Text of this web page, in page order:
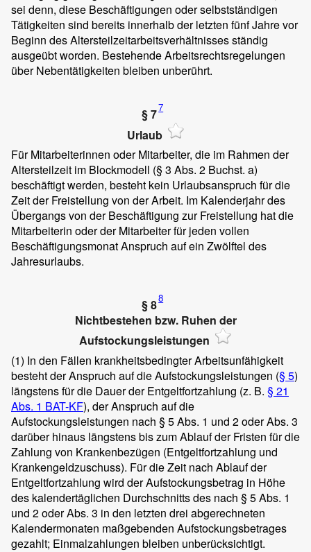
sei denn, diese Beschäftigungen oder selbstständigen
Tätigkeiten sind bereits innerhalb der letzten fünf Jahre vor
Beginn des Altersteilzeitarbeitsverhältnisses ständig
ausgeübt worden. Bestehende Arbeitsrechtsregelungen
über Nebentätigkeiten bleiben unberührt.
§ 77
Urlaub
Für Mitarbeiterinnen oder Mitarbeiter, die im Rahmen der
Altersteilzeit im Blockmodell (§ 3 Abs. 2 Buchst. a)
beschäftigt werden, besteht kein Urlaubsanspruch für die
Zeit der Freistellung von der Arbeit. Im Kalenderjahr des
Übergangs von der Beschäftigung zur Freistellung hat die
Mitarbeiterin oder der Mitarbeiter für jeden vollen
Beschäftigungsmonat Anspruch auf ein Zwölftel des
Jahresurlaubs.
§ 88
Nichtbestehen bzw. Ruhen der
Aufstockungsleistungen
(1) In den Fällen krankheitsbedingter Arbeitsunfähigkeit
besteht der Anspruch auf die Aufstockungsleistungen (§ 5)
längstens für die Dauer der Entgeltfortzahlung (z. B. § 21
Abs. 1 BAT-KF), der Anspruch auf die
Aufstockungsleistungen nach § 5 Abs. 1 und 2 oder Abs. 3
darüber hinaus längstens bis zum Ablauf der Fristen für die
Zahlung von Krankenbezügen (Entgeltfortzahlung und
Krankengeldzuschuss). Für die Zeit nach Ablauf der
Entgeltfortzahlung wird der Aufstockungsbetrag in Höhe
des kalendertäglichen Durchschnitts des nach § 5 Abs. 1
und 2 oder Abs. 3 in den letzten drei abgerechneten
Kalendermonaten maßgebenden Aufstockungsbetrages
gezahlt; Einmalzahlungen bleiben unberücksichtigt.